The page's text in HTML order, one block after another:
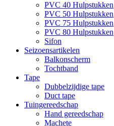
PVC 40 Hulpstukken
PVC 50 Hulpstukken
PVC 75 Hulpstukken
PVC 80 Hulpstukken
Sifon
Seizoensartikelen
Balkonscherm
Tochtband
Tape
Dubbelzijdige tape
Duct tape
Tuingereedschap
Hand gereedschap
Machete